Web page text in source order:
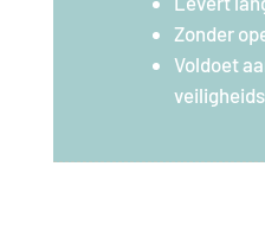
Zonder
Voldoet